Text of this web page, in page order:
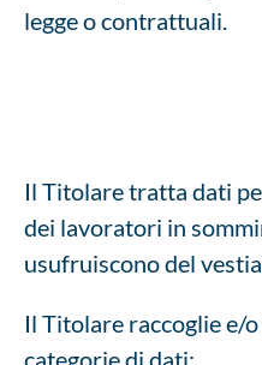
legge o contrattuali.
Il Titolare tratta dati
dei lavoratori in
usufruiscono del
Il Titolare raccoglie e/
categorie di dati: